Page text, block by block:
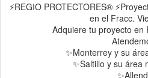
⚡REGIO PROTECTORES®
en el Fracc.
Adquiere tu proyecto en
✨Monterrey y su
✨Saltillo y su área